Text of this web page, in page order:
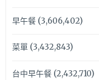
早午餐(3,606,402)
菜單(3,432,843)
台中早午餐(2,432,710)